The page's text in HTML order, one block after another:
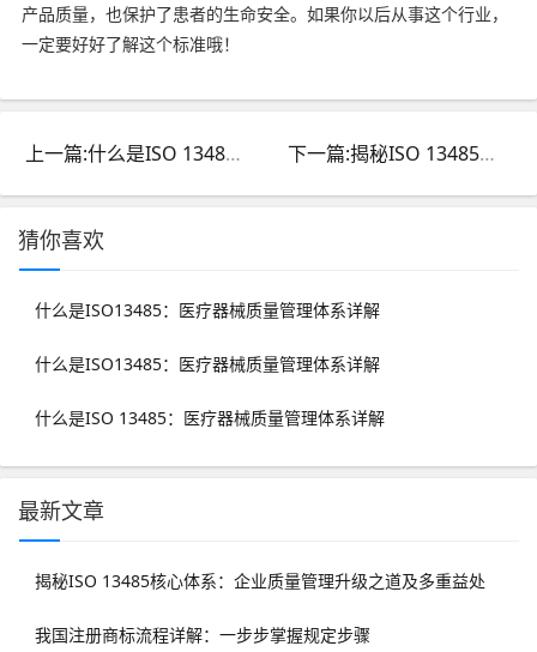
产品质量，也保护了患者的生命安全。如果你以后从事这个行业，
一定要好好了解这个标准哦！
上一篇:什么是ISO 13485：医疗器械质量管理体系详解 下一篇:揭秘ISO 13485核心体系：企业质量管理升级之道及多重益处
猜你喜欢
什么是ISO13485：医疗器械质量管理体系详解
什么是ISO13485：医疗器械质量管理体系详解
什么是ISO 13485：医疗器械质量管理体系详解
最新文章
揭秘ISO 13485核心体系：企业质量管理升级之道及多重益处
我国注册商标流程详解：一步步掌握规定步骤